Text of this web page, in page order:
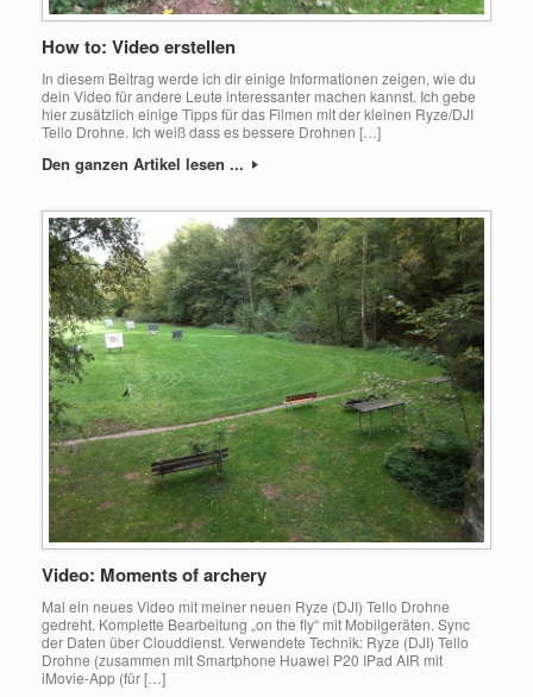
How to: Video erstellen
In diesem Beitrag werde ich dir einige Informationen zeigen, wie du
dein Video für andere Leute interessanter machen kannst. Ich gebe
hier zusätzlich einige Tipps für das Filmen mit der kleinen Ryze/DJI
Tello Drohne. Ich weiß dass es bessere Drohnen […]
Den ganzen Artikel lesen ...
Video: Moments of archery
Mal ein neues Video mit meiner neuen Ryze (DJI) Tello Drohne
gedreht. Komplette Bearbeitung „on the fly“ mit Mobilgeräten. Sync
der Daten über Clouddienst. Verwendete Technik: Ryze (DJI) Tello
Drohne (zusammen mit Smartphone Huawei P20 IPad AIR mit
iMovie-App (für […]